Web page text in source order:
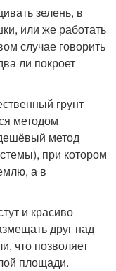
зелень, в
или же работать
случае говорить
ли покроет
грунт
методом
метод
при котором
а в
и красиво
друг над
что позволяет
площади.